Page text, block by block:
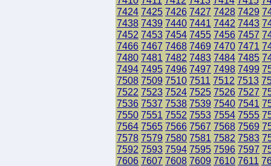
7424 7425 7426 7427 7428 7429
7438 7439 7440 7441 7442 7443
7452 7453 7454 7455 7456 7457
7466 7467 7468 7469 7470 7471
7480 7481 7482 7483 7484 7485
7494 7495 7496 7497 7498 7499
7508 7509 7510 7511 7512 7513
7522 7523 7524 7525 7526 7527
7536 7537 7538 7539 7540 7541
7550 7551 7552 7553 7554 7555
7564 7565 7566 7567 7568 7569
7578 7579 7580 7581 7582 7583
7592 7593 7594 7595 7596 7597
7606 7607 7608 7609 7610 7611